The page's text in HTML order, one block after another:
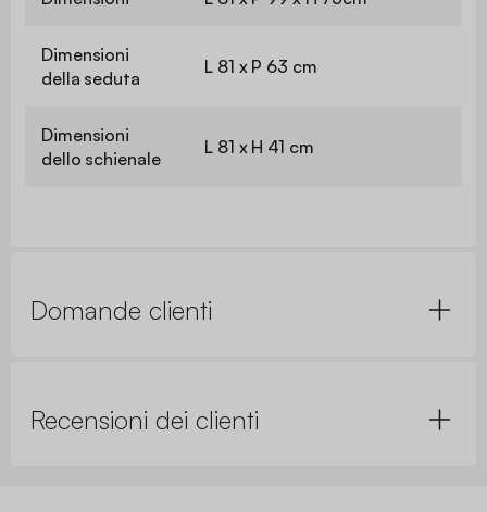
Dimensioni
della seduta
L 81 x P 63 cm
Dimensioni
dello schienale
L 81 x H 41 cm
Domande clienti
Recensioni dei clienti